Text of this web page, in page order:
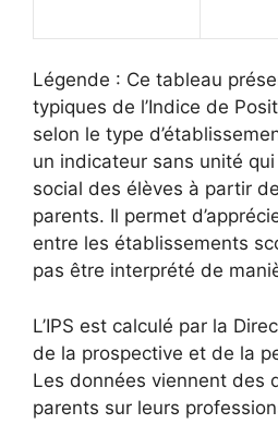
Légende : Ce tableau
typiques de l’Indice de
selon le type
un indicateur sans unité
social des élèves à partir
parents. Il permet
entre les établissements
pas être interprété de
L’IPS est calculé par la
de la prospective et de la
Les données viennent des
parents sur leurs